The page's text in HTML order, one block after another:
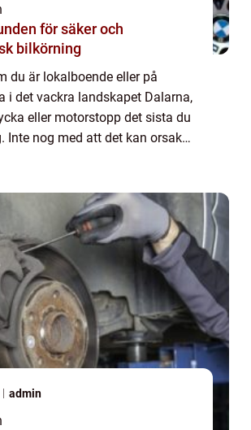
för säker och
bilkörning
du är lokalboende eller på
i det vackra landskapet Dalarna,
eller motorstopp det sista du
Inte nog med att det kan orsaka
admin